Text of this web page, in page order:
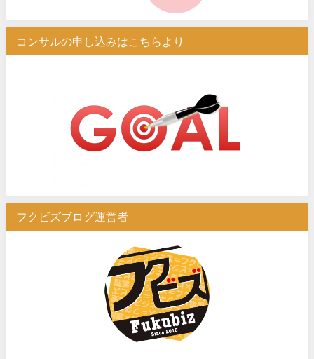
コンサルの申し込みはこちらより
フクビズブログ運営者